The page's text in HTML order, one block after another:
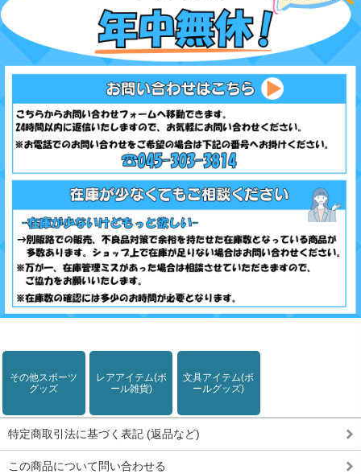
その他スポーツ
グッズ
レアアイテム(ボ
ール雑貨)
文具アイテム(ボ
ールグッズ)
特定商取引法に基づく表記 (返品など)
この商品について問い合わせる